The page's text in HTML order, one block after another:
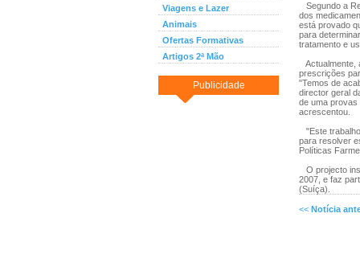
Viagens e Lazer
Animais
Ofertas Formativas
Artigos 2ª Mão
Publicidade
Segundo a
dos
está provado
para
tratamento e
Actualmente,
prescrições
"Temos de
director geral
de uma provas
acrescentou.
"Este
para resolver
Políticas
O projecto
2007, e faz
(Suíça).
<< Notícia